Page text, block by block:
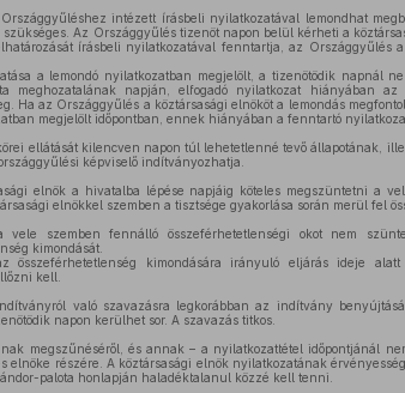
intézett írásbeli nyilatkozatával lemondhat
Az Országgyűlés tizenöt napon belül kérheti a
írásbeli nyilatkozatával fenntartja, az Országgyűlés
a lemondó nyilatkozatban megjelölt, a tizenötödik napnál
meghozatalának napján, elfogadó nyilatkozat hiányában
Ha az Országgyűlés a köztársasági elnököt a lemondás
megjelölt időpontban, ennek hiányában a fenntartó
ellátását kilencven napon túl lehetetlenné tevő állapotának,
képviselő indítványozhatja.
elnök a hivatalba lépése napjáig köteles megszüntetni a
elnökkel szemben a tisztsége gyakorlása során merül fel
szemben fennálló összeférhetetlenségi okot nem
kimondását.
összeférhetetlenség kimondására irányuló eljárás ideje alatt
kell.
való szavazásra legkorábban az indítvány
napon kerülhet sor. A szavazás titkos.
megszűnéséről, és annak – a nyilatkozattétel időpontjánál
elnöke részére. A köztársasági elnök nyilatkozatának
palota honlapján haladéktalanul közzé kell tenni.